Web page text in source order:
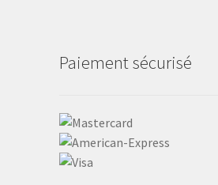
Paiement sécurisé